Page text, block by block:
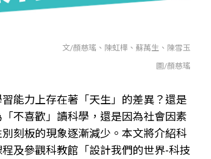
文/顏慈瑤、陳虹樺、蘇萬生、陳雪玉
圖/顏慈瑤
能力上存在著「天生」的差異？還是
不喜歡」讀科學，還是因為社會因素
刻板的現象逐漸減少。本文將介紹科
及參觀科教館「設計我們的世界-科技